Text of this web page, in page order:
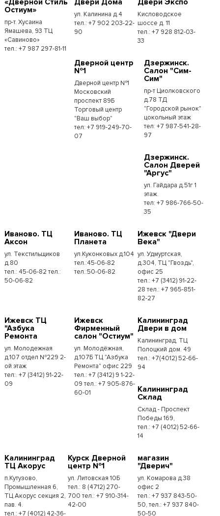
Остиум»
пр-т. Хусаина
Ямашева, 93 ТЦ
«Савиново»
тел.: +7 987 297-81-11
ул. Калинина д.4
тел.: +7 902 203-22-
90
Кисловодское
шоссе д. 11
тел.: +7 928 812-03-
33
Дверной центр
№1
Дверной центр №1
Московский
проспект 89Б
Торговый центр
"Ваш выбор"
тел: +7 919-249-70-
07
Дзержинск.
Салон "Сим-
Сим"
пр-т Циолковского
д.78 ТД
"Городской рынок"
цокольный этаж
тел: +7 987-541-28-
97
Дзержинск.
Салон Дверей
"Аргус"
ул. Гайдара д.51г 1
этаж.
тел: +7 986-766-50-
35
Иваново. ТЦ
Аксон
ул. Текстильщиков
д.80
тел.: 45-06-82 тел.:
50-06-82
Иваново. ТЦ
Планета
ул.Куконковых д.104
тел.:45-06-82
тел.:50-06-82
Ижевск "Двери
Века"
ул. Удмуртская,
д.304, ТЦ "Гвоздь",
офис 25
тел.: +7 (3412) 91-22-
28 тел.: +7 965-851-
82-27
Ижевск ТЦ
"Азбука
Ремонта
ул. Молодежная
д.107 отдел №229 2-
ой этаж
тел:. +7 (3412) 91-22-
09
Ижевск
Фирменный
салон "Остиум"
ул. Молодёжная,
д.107Б ТЦ "Азбука
Ремонта" офис 229
тел.: +7 (3412) 9 1-22-
09 тел.: +7 905-876-
60-01
Калининград
Двери в дом
Калининград, ТЦ
Полоцкий дом. 49
тел.: +7(4012) 52-66-
94
Калининград
Склад
Склад - Проспект
Победы 169,
тел.:​ +7 (4012) 52-66-
14
Калининград
ТЦ Акорус
п.Кутузово,
Промышленная 6,
ТЦ Акорус секция 2,
пав. 4.
тел.: +7 (4012) 42-36-
Курск Дверной
центр №1
ул. Литовская 10Б
тел.: 8 (4712) 270-
700 тел.: +7 910-314-
42-00
магазин
"Дверич"
ул. Комарова д.38
офис 2
тел.: +7 937 843-50-
50, тел.: +7 937 840-
50-50